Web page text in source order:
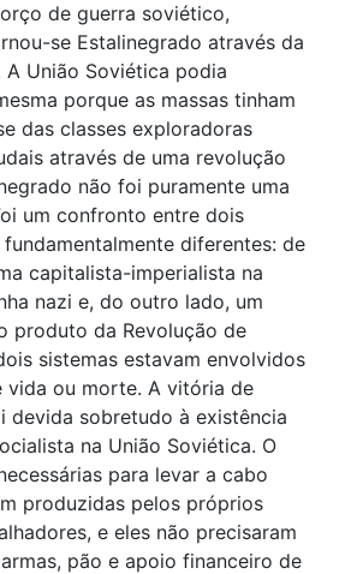
de guerra soviético,
se Estalinegrado através da
União Soviética podia
porque as massas tinham
das classes exploradoras
através de uma revolução
não foi puramente uma
um confronto entre dois
diferentes: de
capitalista-imperialista na
nazi e, do outro lado, um
produto da Revolução de
sistemas estavam envolvidos
vida ou morte. A vitória de
devida sobretudo à existência
na União Soviética. O
para levar a cabo
produzidas pelos próprios
e eles não precisaram
pão e apoio financeiro de